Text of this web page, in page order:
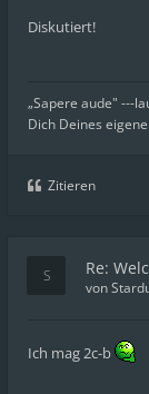
Diskutiert!
„Sapere aude" ---
Dich Deines
Zitieren
Re:
von
Ich mag 2c-b